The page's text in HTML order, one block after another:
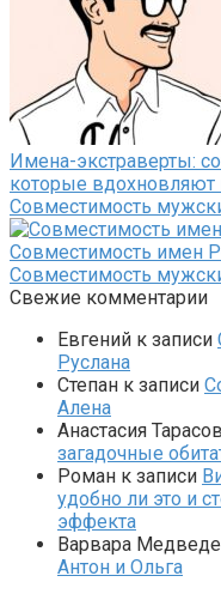
Имена-экстраверты:
которые
Совместимость
Совместимость имен
Совместимость
Свежие комментарии
Евгений к записи
Руслана
Степан к записи
Алена
Анастасия
загадочные
Роман к записи
удобно ли это и
эффекта
Варвара
Антон и Ольга